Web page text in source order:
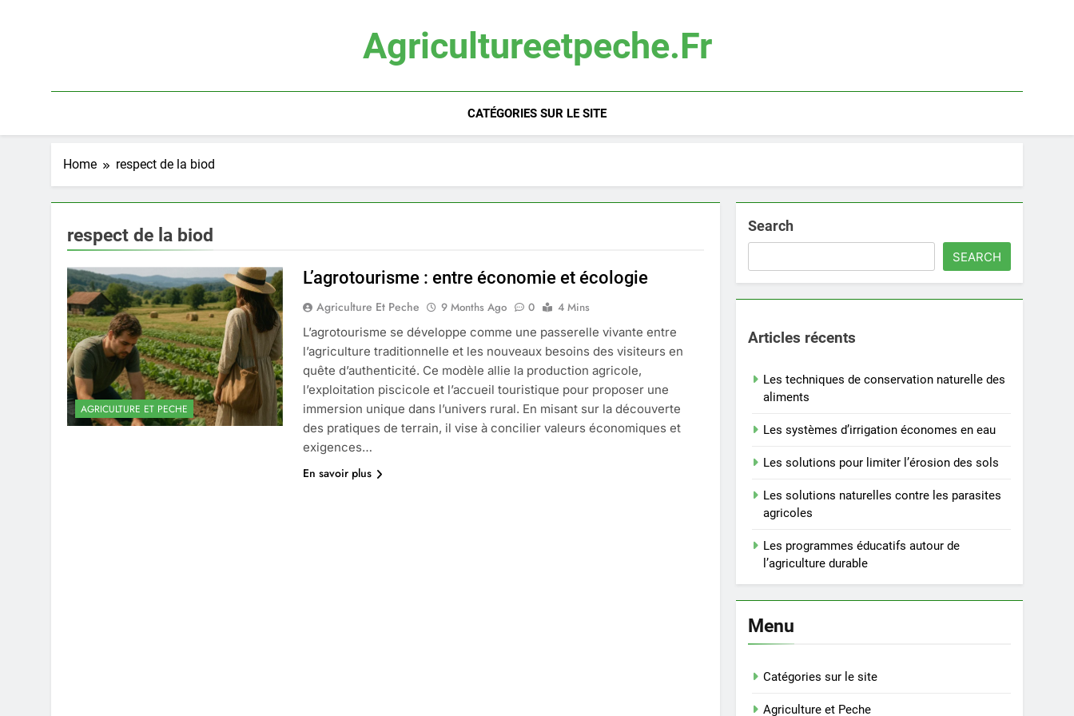
Agricultureetpeche.fr
CATÉGORIES SUR LE SITE
Home respect de la biod
respect de la biod
AGRICULTURE ET PECHE
L’agrotourisme : entre économie et écologie
Agriculture Et Peche 9 Months Ago 0
4 Mins
L’agrotourisme se développe comme une passerelle vivante entre
l’agriculture traditionnelle et les nouveaux besoins des visiteurs en
quête d’authenticité. Ce modèle allie la production agricole,
l’exploitation piscicole et l’accueil touristique pour proposer une
immersion unique dans l’univers rural. En misant sur la découverte
des pratiques de terrain, il vise à concilier valeurs économiques et
exigences…
En savoir plus
Search
SEARCH
Articles récents
Les techniques de conservation naturelle des
aliments
Les systèmes d’irrigation économes en eau
Les solutions pour limiter l’érosion des sols
Les solutions naturelles contre les parasites
agricoles
Les programmes éducatifs autour de
l’agriculture durable
Menu
Catégories sur le site
Agriculture et Peche